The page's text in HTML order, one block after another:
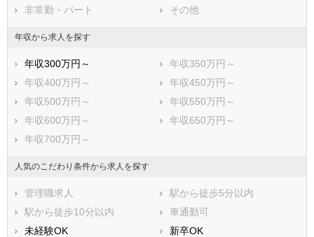
非常勤・パート
その他
年収から求人を探す
年収300万円～
年収350万円～
年収400万円～
年収450万円～
年収500万円～
年収550万円～
年収600万円～
年収650万円～
年収700万円～
人気のこだわり条件から求人を探す
管理職求人
駅から徒歩5分以内
駅から徒歩10分以内
車通勤可
未経験OK
新卒OK